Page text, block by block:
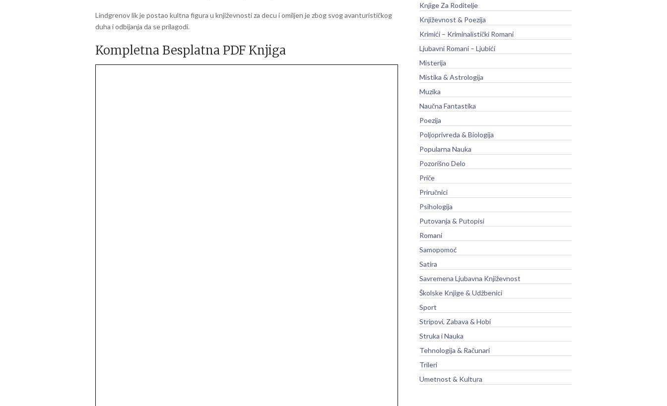
Lindgrenov lik je postao kultna figura u književnosti za decu i omiljen je zbog svog avanturističkog
duha i odbijanja da se prilagodi.
Kompletna Besplatna PDF Knjiga
Knjige Za Roditelje
Književnost & Poezija
Krimići – Kriminalistički Romani
Ljubavni Romani – Ljubići
Misterija
Mistika & Astrologija
Muzika
Naučna Fantastika
Poezija
Poljoprivreda & Biologija
Popularna Nauka
Pozorišno Delo
Priče
Priručnici
Psihologija
Putovanja & Putopisi
Romani
Samopomoć
Satira
Savremena Ljubavna Književnost
Školske Knjige & Udžbenici
Sport
Stripovi, Zabava & Hobi
Struka i Nauka
Tehnologija & Računari
Trileri
Umetnost & Kultura